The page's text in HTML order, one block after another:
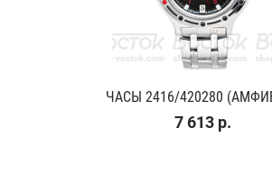
ЧАСЫ 2416/420280
7 613 р.